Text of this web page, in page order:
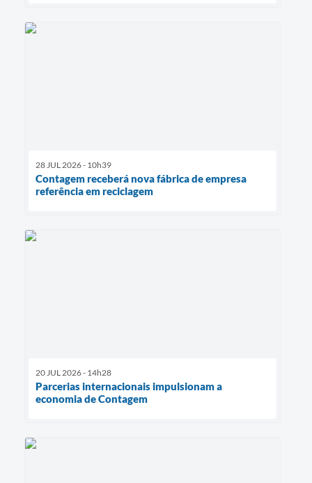
28 JUL 2026 - 10h39
Contagem receberá nova fábrica de empresa
referência em reciclagem
20 JUL 2026 - 14h28
Parcerias internacionais impulsionam a
economia de Contagem